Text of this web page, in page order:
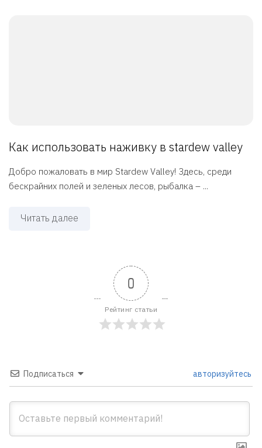
Как использовать наживку в stardew valley
Добро пожаловать в мир Stardew Valley! Здесь, среди
бескрайних полей и зеленых лесов, рыбалка – ...
Читать далее
0
Рейтинг статьи
Подписаться авторизуйтесь